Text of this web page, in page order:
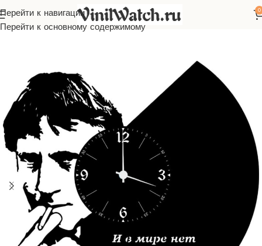
Перейти к навигации
Перейти к основному содержимому
0
Часы из виниловой пластинки Русская музыка